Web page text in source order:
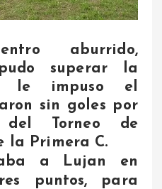
aburrido,
superar la
le impuso el
sin goles por
Torneo de
la Primera C.
a Lujan en
puntos, para